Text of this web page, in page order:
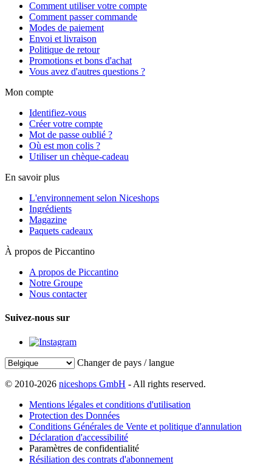
Comment utiliser votre compte
Comment passer commande
Modes de paiement
Envoi et livraison
Politique de retour
Promotions et bons d'achat
Vous avez d'autres questions ?
Mon compte
Identifiez-vous
Créer votre compte
Mot de passe oublié ?
Où est mon colis ?
Utiliser un chèque-cadeau
En savoir plus
L'environnement selon Niceshops
Ingrédients
Magazine
Paquets cadeaux
À propos de Piccantino
A propos de Piccantino
Notre Groupe
Nous contacter
Suivez-nous sur
Changer de pays / langue
© 2010-2026 niceshops GmbH - All rights reserved.
Mentions légales et conditions d'utilisation
Protection des Données
Conditions Générales de Vente et politique d'annulation
Déclaration d'accessibilité
Paramètres de confidentialité
Résiliation des contrats d'abonnement